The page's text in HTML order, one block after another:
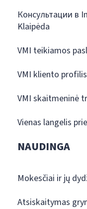
Консультации в
Klaipėda
VMI teikiamos
VMI kliento profilis
VMI skaitmeninė
Vienas langelis
NAUDINGA
Mokesčiai ir jų
Atsiskaitymas